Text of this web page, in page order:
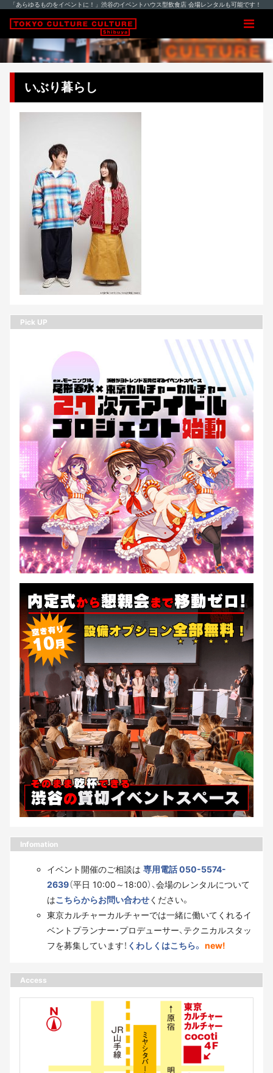
「あらゆるものをイベントに！」渋谷のイベントハウス型飲食店 会場レンタルも可能です！
いぶり暮らし
Pick UP
Infomation
イベント開催のご相談は 専用電話 050-5574-
2639（平日 10:00～18:00）、会場のレンタルについて
はこちらからお問い合わせください。
東京カルチャーカルチャーでは一緒に働いてくれるイ
ベントプランナー・プロデューサー、テクニカルスタッ
フを募集しています！ くわしくはこちら。 new!
Access